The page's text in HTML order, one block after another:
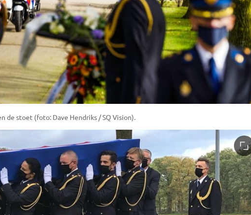
de stoet (foto: Dave Hendriks / SQ Vision).